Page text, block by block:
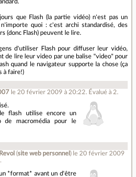
que Flash (la partie vidéo) n'est pas un
quoi : c'est archi standardisé, des
(donc Flash) peuvent le lire.
d'utiliser Flash pour diffuser leur vidéo,
de lire leur video par une balise "video" pour
quand le navigateur supporte la chose (ça
à faire!)
le 20 février 2009 à 20:22. Évalué à 2.
flash utilise encore un
de macromédia pour le
(site web personnel ) le 20 février 2009
.
*format* avant un d'être